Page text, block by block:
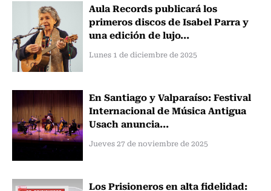
Aula Records publicará los
primeros discos de Isabel Parra y
una edición de lujo...
Lunes 1 de diciembre de 2025
En Santiago y Valparaíso: Festival
Internacional de Música Antigua
Usach anuncia...
Jueves 27 de noviembre de 2025
Los Prisioneros en alta fidelidad: